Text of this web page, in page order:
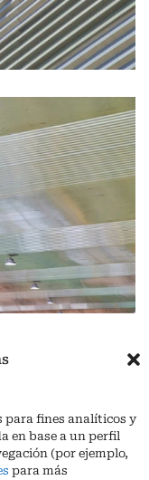
para fines analíticos y
en base a un perfil
(por ejemplo,
para más
km 15,5 M.I. (Córdoba)
| Telf. + 34 957 51